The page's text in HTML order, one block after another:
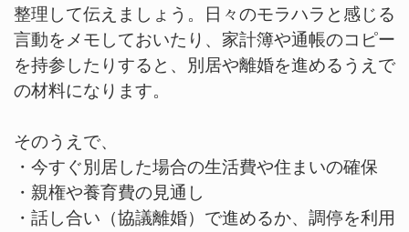
整理して伝えましょう。日々のモラハラと感じる
言動をメモしておいたり、家計簿や通帳のコピー
を持参したりすると、別居や離婚を進めるうえで
の材料になります。
そのうえで、
・今すぐ別居した場合の生活費や住まいの確保
・親権や養育費の見通し
・話し合い（協議離婚）で進めるか、調停を利用